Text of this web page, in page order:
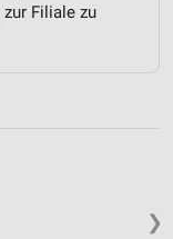
Filiale zu
❯